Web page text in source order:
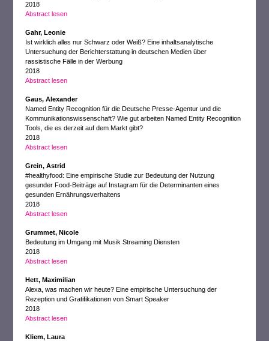
2018
Abstract lesen
Gahr, Leonie
Ist wirklich alles nur Schwarz oder Weiß? Eine inhaltsanalytische
Untersuchung der Berichterstattung in deutschen Medien über
rassistische Fälle in der Werbung
2018
Abstract lesen
Gaus, Alexander
Named Entity Recognition für die Deutsche Presse-Agentur und die
Kommunikationswissenschaft? Wie gut arbeiten Named Entity Recognition
Tools, die es derzeit auf dem Markt gibt?
2018
Abstract lesen
Grein, Astrid
#healthyfood: Eine empirische Studie zur Bedeutung der Nutzung
gesunder Food-Beiträge auf Instagram für die Determinanten eines
gesunden Ernährungsverhaltens
2018
Abstract lesen
Grummet, Nicole
Bedeutung im Umgang mit Musik Streaming Diensten
2018
Abstract lesen
Hett, Maximilian
Alexa, was machen wir heute? Eine empirische Untersuchung der
Rezeption und Gratifikationen von Smart Speaker
2018
Abstract lesen
Kliem, Laura